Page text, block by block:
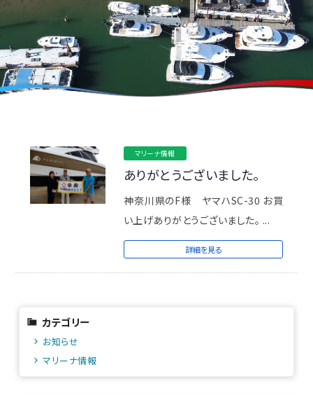
マリーナ情報
ありがとうございました。
神奈川県のF様 ヤマハSC-30 お買
い上げありがとうございました。 ...
詳細を見る
カテゴリー
お知らせ
マリーナ情報